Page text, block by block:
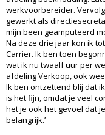
werkvoorbereider.
gewerkt als
mijn been geamputeerd
Na deze drie jaar kon ik
Carrier. Ik ben toen
wat ik nu twaalf uur per
afdeling Verkoop, ook
Ik ben ontzettend blij dat
is het fijn, omdat je veel
het je ook het gevoel dat
belangrijk.’